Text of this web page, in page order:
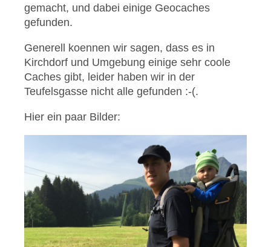
gemacht, und dabei einige Geocaches
gefunden.
Generell koennen wir sagen, dass es in
Kirchdorf und Umgebung einige sehr coole
Caches gibt, leider haben wir in der
Teufelsgasse nicht alle gefunden :-(.
Hier ein paar Bilder: